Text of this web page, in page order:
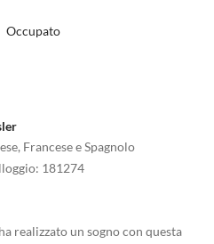
Occupato
Francese e Spagnolo
: 181274
realizzato un sogno con questa